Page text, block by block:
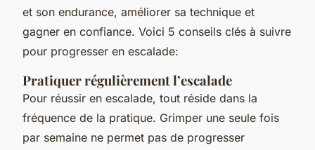
et son endurance, améliorer sa technique et
gagner en confiance. Voici 5 conseils clés à suivre
pour progresser en escalade:
Pratiquer régulièrement l’escalade
Pour réussir en escalade, tout réside dans la
fréquence de la pratique. Grimper une seule fois
par semaine ne permet pas de progresser